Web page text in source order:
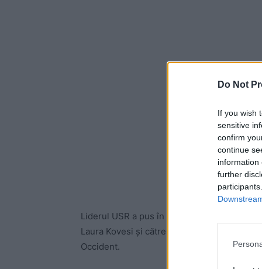
Do Not
If you wish
sensitive
confirm
continue
information
further
Liderul USR a pus în coada textului său de
Laura Kovesi și către Oficiul anti-fraudă al
Occident.